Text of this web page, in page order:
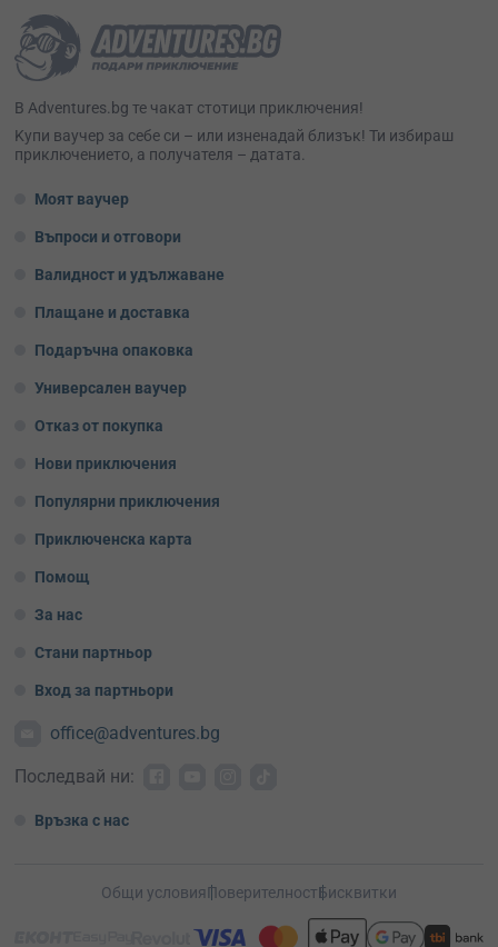
В Adventures.bg те чакат стотици приключения!
Kупи ваучер за себе си – или изненадай близък! Ти избираш
приключението, а получателя – датата.
Моят ваучер
Въпроси и отговори
Валидност и удължаване
Плащане и доставка
Подаръчна опаковка
Универсален ваучер
Отказ от покупка
Нови приключения
Популярни приключения
Приключенска карта
Помощ
За нас
Стани партньор
Вход за партньори
office@adventures.bg
Последвай ни:
Връзка с нас
Общи условияПоверителностБисквитки